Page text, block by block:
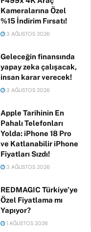
Kameralarına Özel
%15 İndirim Fırsatı!
3 AĞUSTOS 2026
Geleceğin finansında
yapay zeka çalışacak,
insan karar verecek!
3 AĞUSTOS 2026
Apple Tarihinin En
Pahalı Telefonları
Yolda: iPhone 18 Pro
ve Katlanabilir iPhone
Fiyatları Sızdı!
3 AĞUSTOS 2026
REDMAGIC Türkiye’ye
Özel Fiyatlama mı
Yapıyor?
1 AĞUSTOS 2026